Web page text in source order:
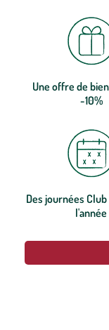
Une offre de
-10%
Des journées
l'année